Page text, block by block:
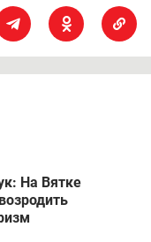
На Вятке